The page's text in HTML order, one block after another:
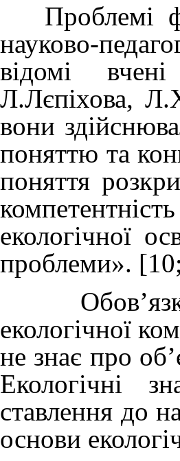
Проблемі
науково-
відомі
Л.Лєпіхова,
вони
поняттю та
поняття
екологічної
проблеми».
екологічної
не знає про
Екологічні
ставлення до
основи